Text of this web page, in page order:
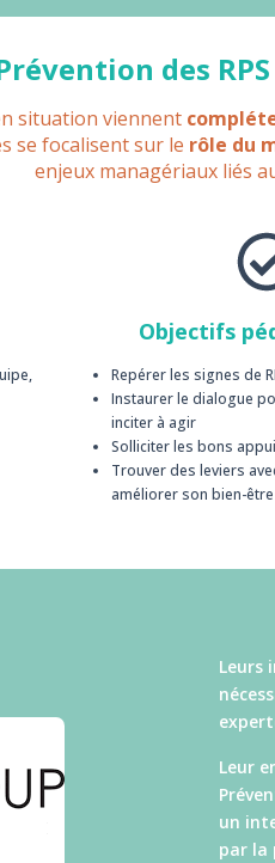
des
situation viennent
se focalisent sur le rôle du
enjeux managériaux liés
Objectifs
Repérer les signes de
Instaurer le dialogue
inciter à agir
Solliciter les bons
Trouver des leviers
améliorer son bien-
Leurs
Leur
un
par la